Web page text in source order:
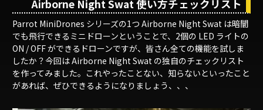
Airborne Night Swat 使い方チェックリスト
Parrot MiniDrones シリーズの1つ Airborne Night Swat は暗闇
でも飛行できるミニドローンということで、2個の LED ライトの
ON / OFF ができるドローンですが、皆さん全ての機能を試しま
したか？今回は Airborne Night Swat の独自のチェックリスト
を作ってみました。これやったことない、知らないといったこと
があれば、ぜひできるようになりましょう、、、